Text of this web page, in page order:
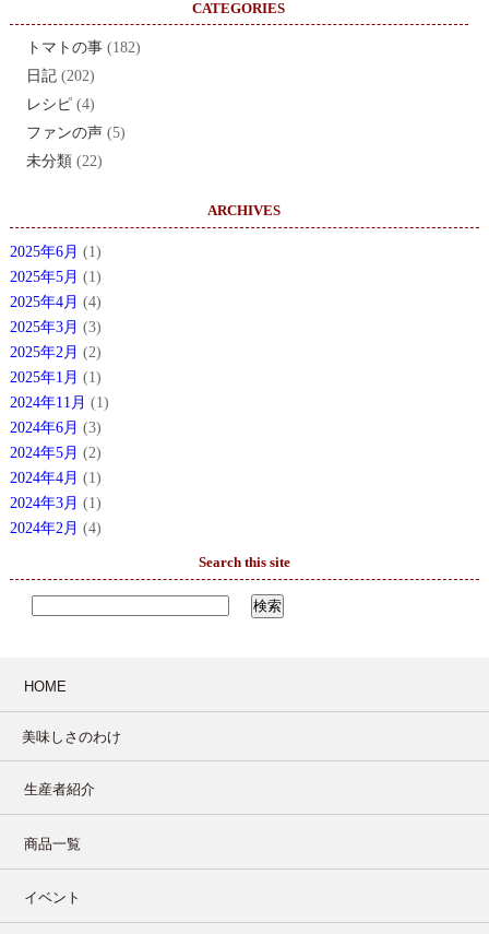
CATEGORIES
トマトの事(182)
日記(202)
レシピ(4)
ファンの声(5)
未分類 (22)
ARCHIVES
2025年6月 (1)
2025年5月 (1)
2025年4月 (4)
2025年3月 (3)
2025年2月 (2)
2025年1月 (1)
2024年11月 (1)
2024年6月 (3)
2024年5月 (2)
2024年4月 (1)
2024年3月 (1)
2024年2月 (4)
Search this site
HOME
美味しさのわけ
生産者紹介
商品一覧
イベント